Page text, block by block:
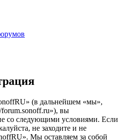
(в дальнейшем «мы»,
вы
со следующими условиями. Если
не заходите и не
Мы оставляем за собой